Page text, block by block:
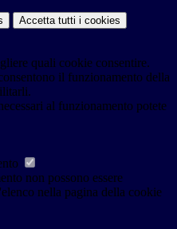
Accetta tutti i cookies
quali cookie consentire.
il funzionamento della
al funzionamento potete
non possono essere
nella pagina della cookie